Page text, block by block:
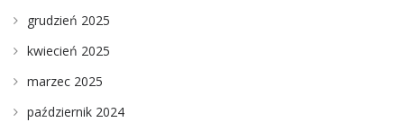
grudzień 2025
kwiecień 2025
marzec 2025
październik 2024